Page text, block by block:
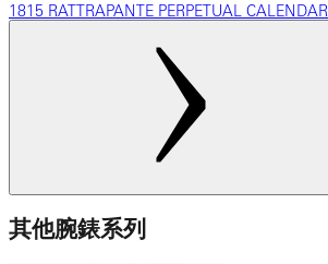
1815 RATTRAPANTE PERPETUAL CALENDAR
其他腕錶系列